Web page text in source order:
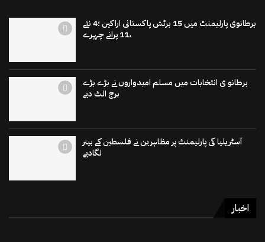
برطانوی پارلیمنٹ میں 15 برٹش پاکستانی اراکین ؛4 نئے
،11 پرانے چہرے
برطانو ی انتخابات میں مسلم امیدواروں نے بڑے بڑے
برج الٹ دیے
آسٹریلیا کی پارلیمنٹ پر مظاہرین نے فلسطین کے بینر
لگادیے
اخبار